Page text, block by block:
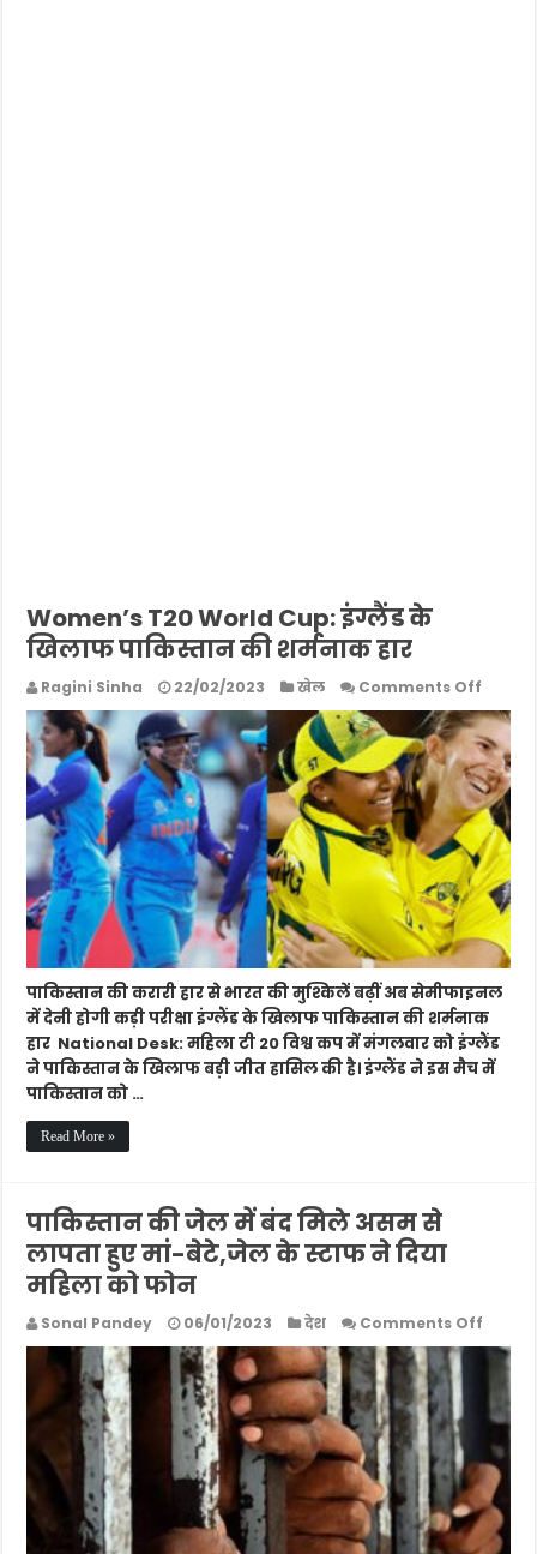
Women’s T20 World Cup: इंग्लैंड के
खिलाफ पाकिस्तान की शर्मनाक हार
Ragini Sinha 22/02/2023 खेल Comments Off
T20
World
Cup:
इंग्लैंड
के
खिलाफ
की
शर्मनाक
हार
पाकिस्तान की करारी हार से भारत की मुश्किलें बढ़ीं अब सेमीफाइनल
में देनी होगी कड़ी परीक्षा इंग्लैंड के खिलाफ पाकिस्तान की शर्मनाक
हार National Desk: महिला टी 20 विश्व कप में मंगलवार को इंग्लैंड
ने पाकिस्तान के खिलाफ बड़ी जीत हासिल की है। इंग्लैंड ने इस मैच में
पाकिस्तान को …
Read More »
पाकिस्तान की जेल में बंद मिले असम से
लापता हुए मां-बेटे,जेल के स्टाफ ने दिया
महिला को फोन
Sonal Pandey 06/01/2023 देश Comments Off
बंद
मिले
असम
से
लापता
हुए